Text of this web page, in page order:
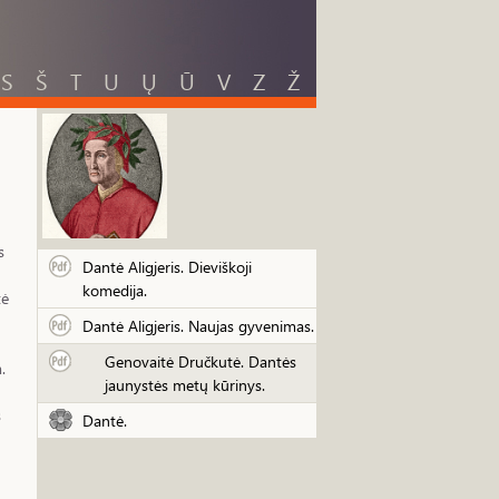
S Š T U Ų Ū V Z Ž
Dantė Aligjeris. Dieviškoji
komedija.
Dantė Aligjeris. Naujas gyvenimas.
Genovaitė Dručkutė. Dantės
jaunystės metų kūrinys.
Dantė.